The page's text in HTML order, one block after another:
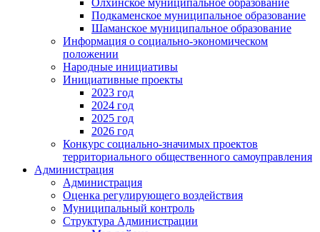
Подкаменское муниципальное образование
Шаманское муниципальное образование
Информация о социально-экономическом
положении
Народные инициативы
Инициативные проекты
2023 год
2024 год
2025 год
2026 год
Конкурс социально-значимых проектов
территориального общественного самоуправления
Администрация
Администрация
Оценка регулирующего воздействия
Муниципальный контроль
Структура Администрации